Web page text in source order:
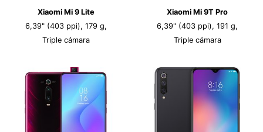
Xiaomi Mi 9 Lite
6,39" (403 ppi), 179 g,
Triple cámara
Xiaomi Mi 9T Pro
6,39" (403 ppi), 191 g,
Triple cámara